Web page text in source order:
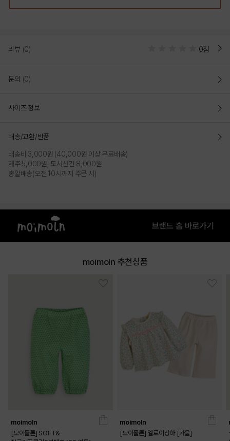
PRODUCT VIEW
리뷰 (0) 0점
문의 (0)
사이즈 정보
배송/교환/반품
배송비 3,000원 (40,000원 이상 무료배송)
제주 5,000원, 도서산간 8,000원
총알배송(오전 10시까지 주문 시)
moimoln 추천상품
moimoln
[모이몰른] SOFT&
moimoln
[모이몰른] 엘로이상하 [가을]